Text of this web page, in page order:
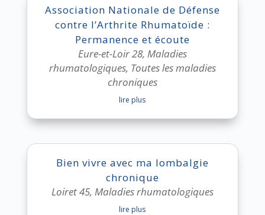
Association Nationale de Défense
contre l’Arthrite Rhumatoïde :
Permanence et écoute
Eure-et-Loir 28, Maladies
rhumatologiques, Toutes les maladies
chroniques
lire plus
Bien vivre avec ma lombalgie
chronique
Loiret 45, Maladies rhumatologiques
lire plus